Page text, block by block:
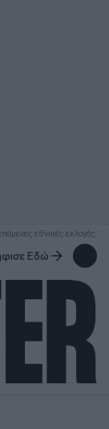
εθνικές εκλογές;
Εδώ